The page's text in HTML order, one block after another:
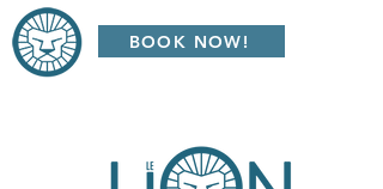
BOOK NOW!